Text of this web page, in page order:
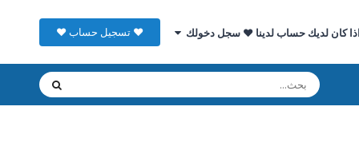
اذا كان لديك حساب لدينا ♥ سجل دخولك ♥ تسجيل حساب ♥